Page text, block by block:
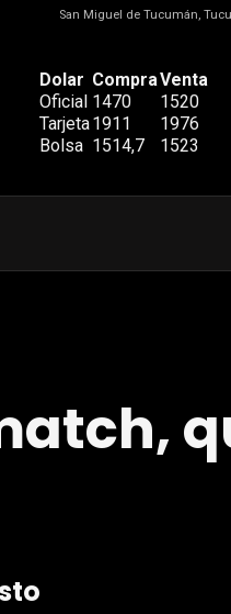
San Miguel de Tucumán,
Dolar CompraVenta
Oficial 1470
1520
Tarjeta1911
1976
Bolsa 1514,7 1523